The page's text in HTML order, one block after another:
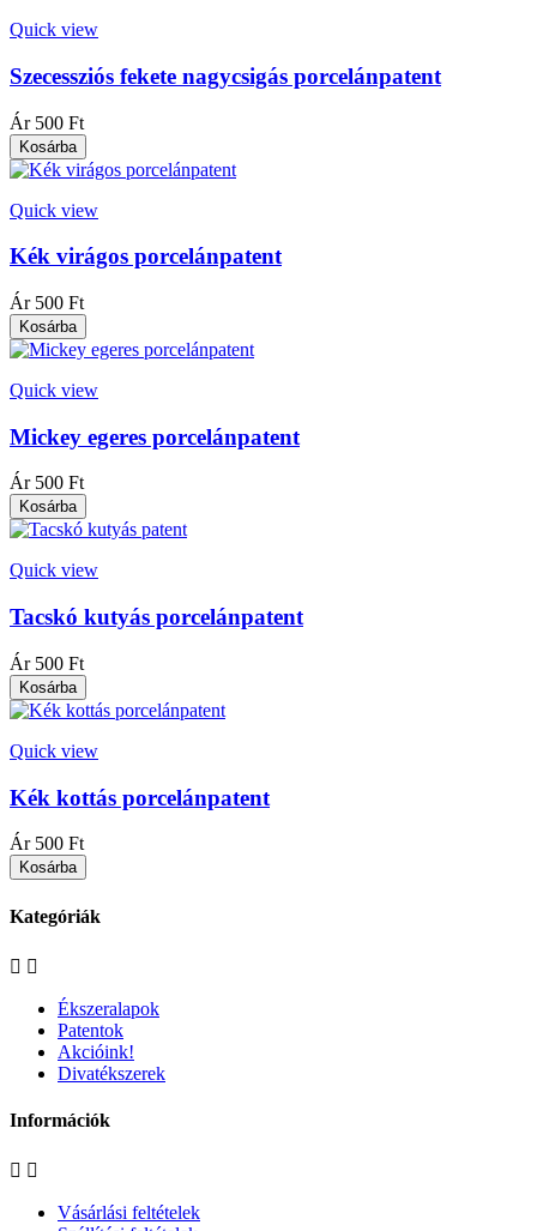
Quick view
Szecessziós fekete nagycsigás porcelánpatent
Ár 500 Ft
Kosárba
Quick view
Kék virágos porcelánpatent
Ár 500 Ft
Kosárba
Quick view
Mickey egeres porcelánpatent
Ár 500 Ft
Kosárba
Quick view
Tacskó kutyás porcelánpatent
Ár 500 Ft
Kosárba
Quick view
Kék kottás porcelánpatent
Ár 500 Ft
Kosárba
Kategóriák
 
Ékszeralapok
Patentok
Akcióink!
Divatékszerek
Információk
 
Vásárlási feltételek